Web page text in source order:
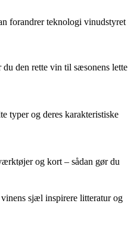
forandrer teknologi vinudstyret
den rette vin til sæsonens lette
typer og deres karakteristiske
og kort – sådan gør du
sjæl inspirere litteratur og